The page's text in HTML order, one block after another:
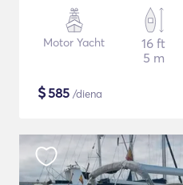
Motor Yacht
16 ft
5 m
$585 /diena